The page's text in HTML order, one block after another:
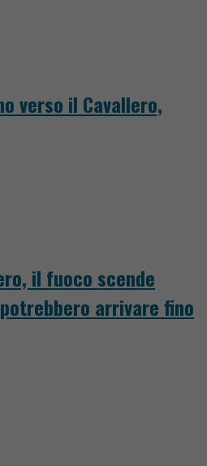
verso il Cavallero,
il fuoco scende
arrivare fino